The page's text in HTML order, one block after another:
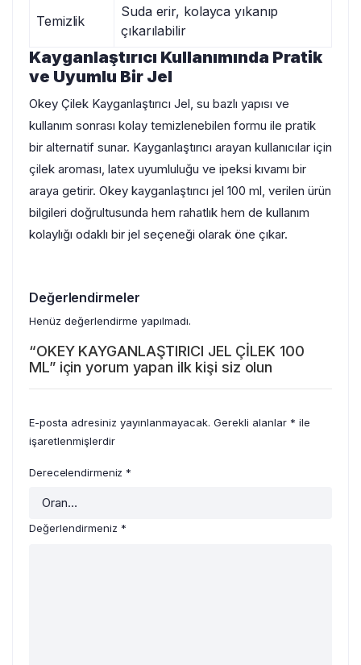
Temizlik
Suda erir, kolayca yıkanıp
çıkarılabilir
Kayganlaştırıcı Kullanımında Pratik
ve Uyumlu Bir Jel
Okey Çilek Kayganlaştırıcı Jel, su bazlı yapısı ve
kullanım sonrası kolay temizlenebilen formu ile pratik
bir alternatif sunar. Kayganlaştırıcı arayan kullanıcılar için
çilek aroması, latex uyumluluğu ve ipeksi kıvamı bir
araya getirir. Okey kayganlaştırıcı jel 100 ml, verilen ürün
bilgileri doğrultusunda hem rahatlık hem de kullanım
kolaylığı odaklı bir jel seçeneği olarak öne çıkar.
Değerlendirmeler
Henüz değerlendirme yapılmadı.
“OKEY KAYGANLAŞTIRICI JEL ÇİLEK 100
ML” için yorum yapan ilk kişi siz olun
E-posta adresiniz yayınlanmayacak. Gerekli alanlar * ile
işaretlenmişlerdir
Derecelendirmeniz *
Değerlendirmeniz *